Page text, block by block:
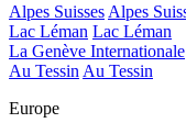
Alpes Suisses Alpes
Lac Léman Lac Léman
La Genève Internationale
Au Tessin Au Tessin
Europe